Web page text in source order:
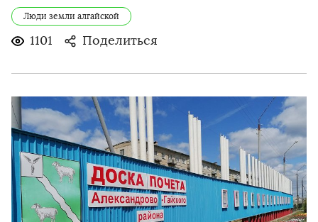
Люди земли алгайской
1101 Поделиться